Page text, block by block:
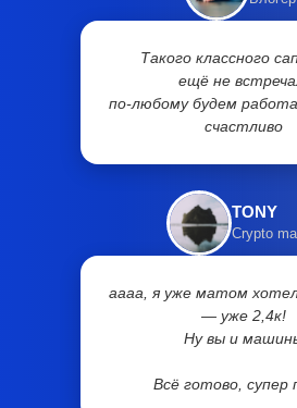
Такого классного
ещё не
по-любому будем
счастливо
TONY
Crypto
аааа, я уже матом
— уже 2,4к!
Ну вы и
Всё готово, супер